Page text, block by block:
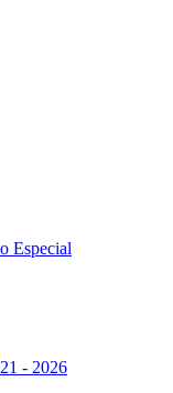
Especial
- 2026